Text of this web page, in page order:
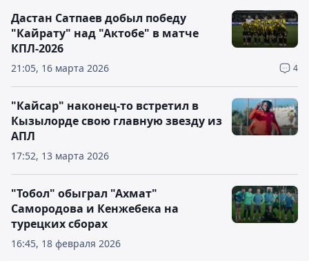
21:05, 16 марта 2026 4
Дастан Сатпаев добыл победу
"Кайрату" над "Актобе" в матче
КПЛ-2026
17:52, 13 марта 2026
"Кайсар" наконец-то встретил в
Кызылорде свою главную звезду из
АПЛ
16:45, 18 февраля 2026
"Тобол" обыграл "Ахмат"
Самородова и Кенжебека на
турецких сборах